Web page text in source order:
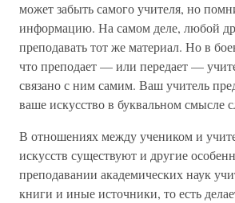
может забыть самого учителя, но
информацию. На самом деле, любой
преподавать тот же материал. Но в
что преподает — или передает —
связано с ним самим. Ваш учитель
ваше искусство в буквальном смысле
В отношениях между учеником и
искусств существуют и другие
преподавании академических наук
книги и иные источники, то есть